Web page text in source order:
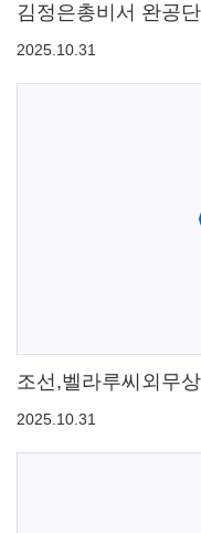
김정은총비서 완공
2025.10.31
조선,벨라루씨외무
2025.10.31